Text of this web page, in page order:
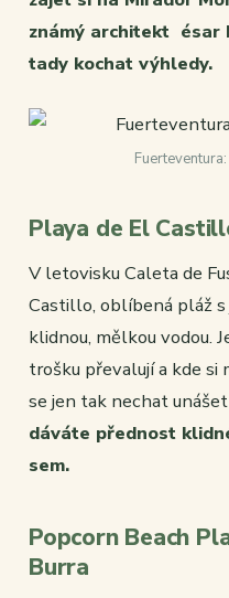
známý architekt ésar
tady kochat výhledy.
Playa de El
V letovisku Caleta de
Castillo, oblíbená pláž
klidnou, mělkou vodou.
trošku převalují a kde
se jen tak nechat
dáváte přednost
sem.
Popcorn Beach
Burra